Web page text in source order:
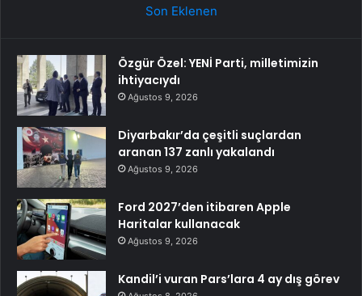
Son Eklenen
Özgür Özel: YENİ Parti, milletimizin
ihtiyacıydı
Ağustos 9, 2026
Diyarbakır’da çeşitli suçlardan
aranan 137 zanlı yakalandı
Ağustos 9, 2026
Ford 2027’den itibaren Apple
Haritalar kullanacak
Ağustos 9, 2026
Kandil’i vuran Pars’lara 4 ay dış görev